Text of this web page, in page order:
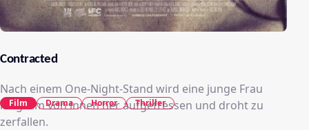
Contracted
Nach einem One-Night-Stand wird eine junge Frau
langsam von innen her aufgefressen und droht zu
zerfallen.
Film Drama Horror Thriller